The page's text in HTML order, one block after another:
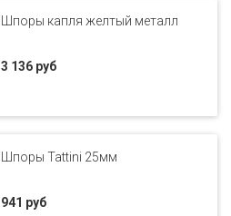
Шпоры капля желтый металл
3 136 руб
Шпоры Tattini 25мм
941 руб